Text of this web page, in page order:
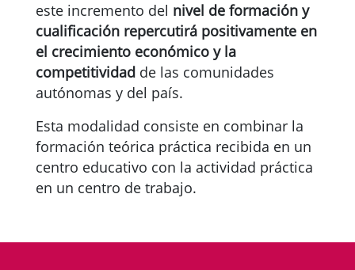
este incremento del nivel de formación y
cualificación repercutirá positivamente en
el crecimiento económico y la
competitividad de las comunidades
autónomas y del país.
Esta modalidad consiste en combinar la
formación teórica práctica recibida en un
centro educativo con la actividad práctica
en un centro de trabajo.